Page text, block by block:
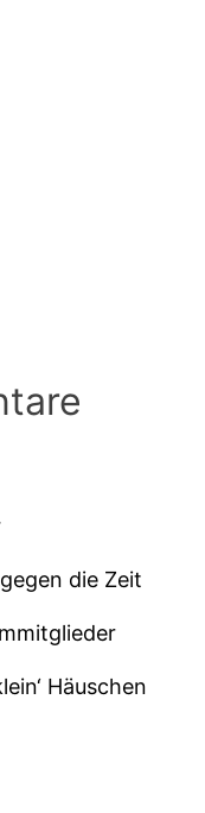
die Zeit
Häuschen